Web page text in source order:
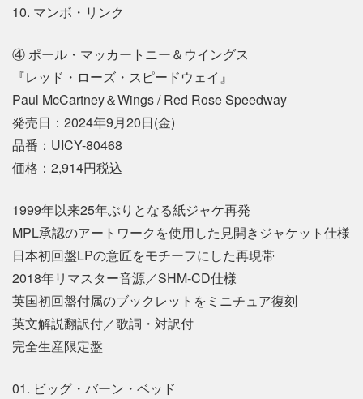
10. マンボ・リンク
④ ポール・マッカートニー＆ウイングス
『レッド・ローズ・スピードウェイ』
Paul McCartney＆Wings / Red Rose Speedway
発売日：2024年9月20日(金)
品番：UICY-80468
価格：2,914円税込
1999年以来25年ぶりとなる紙ジャケ再発
MPL承認のアートワークを使用した見開きジャケット仕様
日本初回盤LPの意匠をモチーフにした再現帯
2018年リマスター音源／SHM-CD仕様
英国初回盤付属のブックレットをミニチュア復刻
英文解説翻訳付／歌詞・対訳付
完全生産限定盤
01. ビッグ・バーン・ベッド